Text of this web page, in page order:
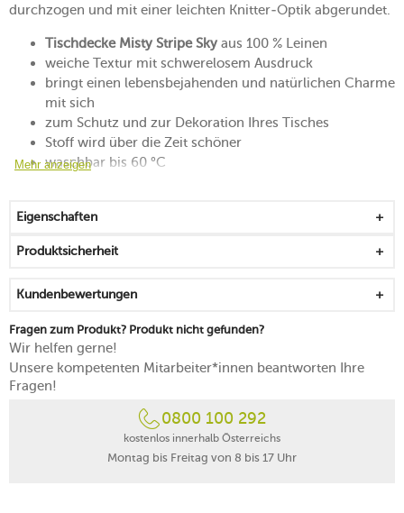
durchzogen und mit einer leichten Knitter-Optik abgerundet.
Tischdecke Misty Stripe Sky aus 100 % Leinen
weiche Textur mit schwerelosem Ausdruck
bringt einen lebensbejahenden und natürlichen Charme
mit sich
zum Schutz und zur Dekoration Ihres Tisches
Stoff wird über die Zeit schöner
waschbar bis 60 °C
Mehr anzeigen
Eigenschaften
Produktsicherheit
Kundenbewertungen
Fragen zum Produkt? Produkt nicht gefunden?
Wir helfen gerne!
Unsere kompetenten Mitarbeiter*innen beantworten Ihre
Fragen!
0800 100 292
kostenlos innerhalb Österreichs
Montag bis Freitag von 8 bis 17 Uhr